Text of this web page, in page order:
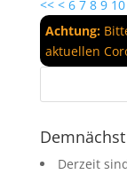
<< < 6 7 8 9 10
Achtung:
aktuellen
Derzeit